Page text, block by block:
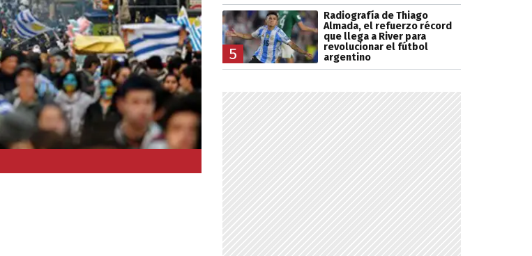
5
Radiografía de Thiago
Almada, el refuerzo récord
que llega a River para
revolucionar el fútbol
argentino